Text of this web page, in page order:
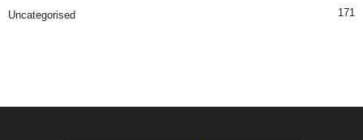
Uncategorised 171